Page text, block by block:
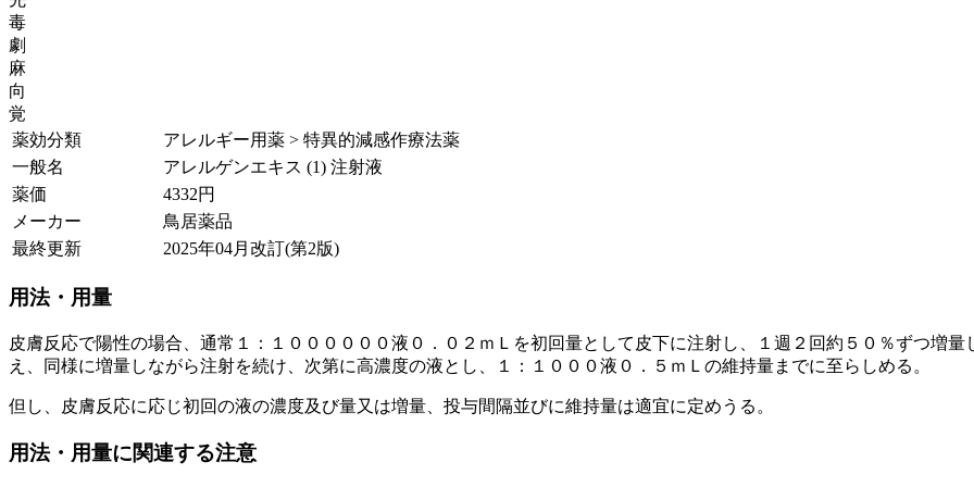
毒
劇
麻
向
覚
薬効分類
アレルギー用薬 > 特異的減感作療法薬
一般名
アレルゲンエキス (1) 注射液
薬価
4332円
メーカー
鳥居薬品
最終更新
2025年04月改訂(第2版)
用法・用量
皮膚反応で陽性の場合、通常１：１００００００液０．０２ｍＬを初回量として皮下に注射し、１週２回約５０％ずつ増
え、同様に増量しながら注射を続け、次第に高濃度の液とし、１：１０００液０．５ｍＬの維持量までに至らしめる。
但し、皮膚反応に応じ初回の液の濃度及び量又は増量、投与間隔並びに維持量は適宜に定めうる。
用法・用量に関連する注意